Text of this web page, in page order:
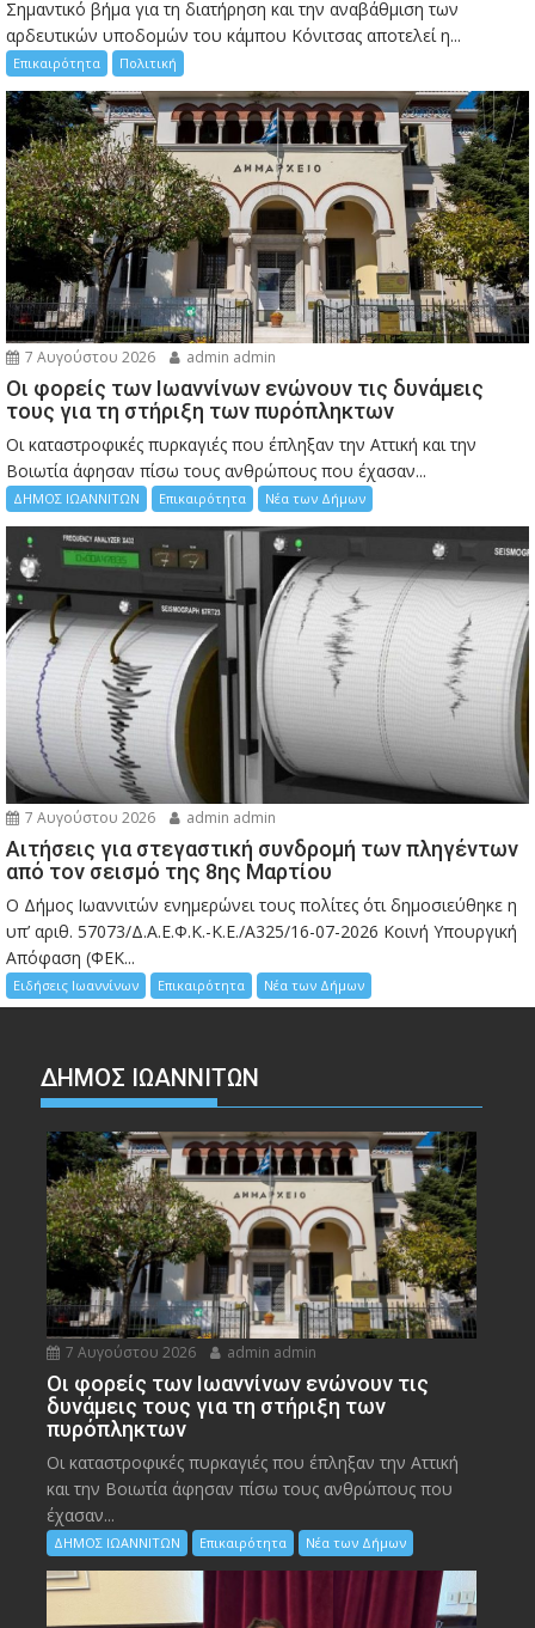
Σημαντικό βήμα για τη διατήρηση και την αναβάθμιση των
αρδευτικών υποδομών του κάμπου Κόνιτσας αποτελεί η...
Επικαιρότητα Πολιτική
7 Αυγούστου 2026 admin admin
Οι φορείς των Ιωαννίνων ενώνουν τις δυνάμεις
τους για τη στήριξη των πυρόπληκτων
Οι καταστροφικές πυρκαγιές που έπληξαν την Αττική και την
Bοιωτία άφησαν πίσω τους ανθρώπους που έχασαν...
ΔΗΜΟΣ ΙΩΑΝΝΙΤΩΝ Επικαιρότητα Νέα των Δήμων
7 Αυγούστου 2026 admin admin
Αιτήσεις για στεγαστική συνδρομή των πληγέντων
από τον σεισμό της 8ης Μαρτίου
Ο Δήμος Ιωαννιτών ενημερώνει τους πολίτες ότι δημοσιεύθηκε η
υπ’ αριθ. 57073/Δ.Α.Ε.Φ.Κ.-Κ.Ε./Α325/16-07-2026 Κοινή Υπουργική
Απόφαση (ΦΕΚ...
Ειδήσεις Ιωαννίνων Επικαιρότητα Νέα των Δήμων
ΔΗΜΟΣ ΙΩΑΝΝΙΤΩΝ
7 Αυγούστου 2026 admin admin
Οι φορείς των Ιωαννίνων ενώνουν τις
δυνάμεις τους για τη στήριξη των
πυρόπληκτων
Οι καταστροφικές πυρκαγιές που έπληξαν την Αττική
και την Bοιωτία άφησαν πίσω τους ανθρώπους που
έχασαν...
ΔΗΜΟΣ ΙΩΑΝΝΙΤΩΝ Επικαιρότητα Νέα των Δήμων